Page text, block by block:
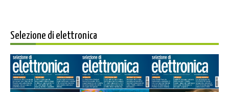
Selezione di elettronica